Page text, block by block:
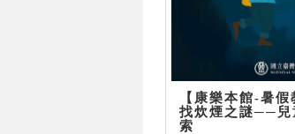
【康樂本館-暑
找炊煙之謎──兒
索